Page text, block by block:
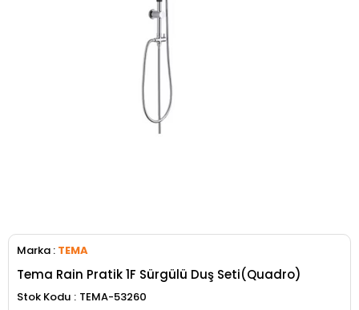
Marka : TEMA
Tema Rain Pratik 1F Sürgülü Duş Seti(Quadro)
Stok Kodu
TEMA-53260